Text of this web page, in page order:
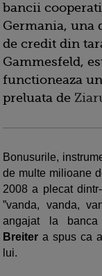
bancii
Germania, una
de credit din
Gammesfeld,
functioneaza
preluata de
Bonusurile,
de multe milioane
2008 a plecat
”vanda, vanda,
angajat la banca
Breiter a spus ca
lui.